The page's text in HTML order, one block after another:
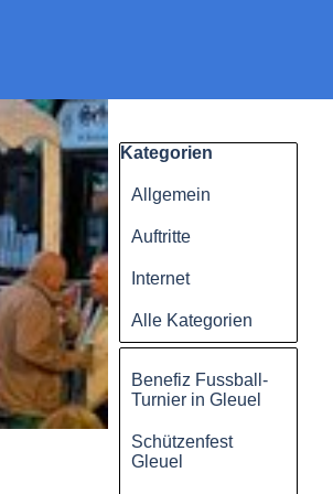
Block überspringen Kategorien
Kategorien
Allgemein
Auftritte
Internet
Alle Kategorien
Benefiz Fussball-
Turnier in Gleuel
Schützenfest
Gleuel